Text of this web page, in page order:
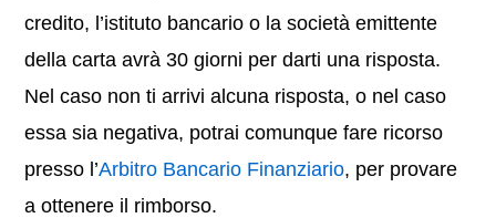
credito, l’istituto bancario o la società emittente
della carta avrà 30 giorni per darti una risposta.
Nel caso non ti arrivi alcuna risposta, o nel caso
essa sia negativa, potrai comunque fare ricorso
presso l’Arbitro Bancario Finanziario, per provare
a ottenere il rimborso.